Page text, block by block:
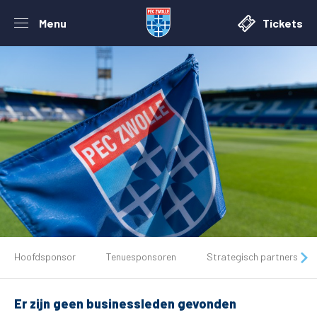
Menu Tickets
Tickets
Matchdays
Hoofdsponsor Tenuesponsoren Strategisch partners
Er zijn geen businessleden gevonden